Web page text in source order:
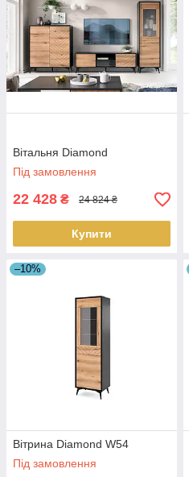
Вітальня Diamond
Під замовлення
22 428 ₴ 24 824 ₴
Купити
–10%
Вітрина Diamond W54
Під замовлення